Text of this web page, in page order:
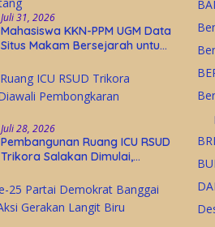
Juli 31, 2026
Mahasiswa KKN-PPM UGM Data
Situs Makam Bersejarah untuk
Religi Desa Lolantang
Juli 28, 2026
Pembangunan Ruang ICU RSUD
Trikora Salakan Dimulai,
Bangunan Lama
BRI